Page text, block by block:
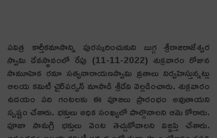
ప‌విత్ర కార్తీక‌మాసాన్ని పుర‌స్క‌రించుకుని బుగ్గ శ్రీ‌రాజ‌రాజేశ్వ‌ర
స్వామి దేవ‌స్థానంలో రేపు (11-11-2022) శుక్ర‌వారం రోజున
సామూహిక రమా సత్యనారాయణస్వామి వ్ర‌తాలు నిర్వ‌హిస్తున్న‌ట్లు
ఆల‌య క‌మిటీ చైర్‌ప‌ర్స‌న్ మాసాడి శ్రీ‌దేవి వెల్ల‌డించారు. శుక్ర‌వారం
ఉద‌యం ప‌ది గంట‌ల‌కు ఈ పూజ‌లు ప్రారంభం అవుతాయ‌ని
స్ప‌ష్టం చేశారు. భక్తులు అధిక సంఖ్యలో పాల్గొనాలని ఆమె కోరారు.
పూజా సామ‌గ్రి భ‌క్తులు వెంట తెచ్చుకోవాల‌ని విజ్ఞప్తి చేశారు.